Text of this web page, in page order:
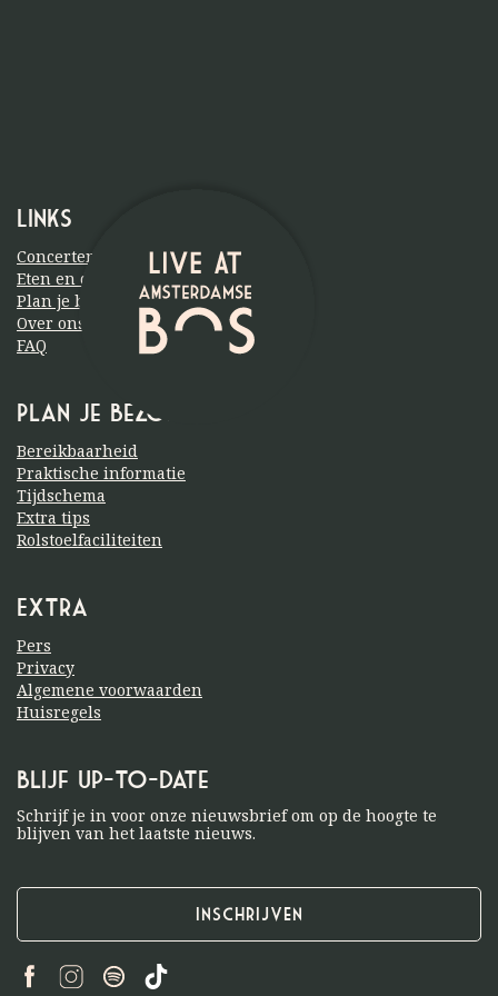
Links
Concerten
Eten en drinken
Plan je bezoek
Over ons
FAQ
Plan je bezoek
Bereikbaarheid
Praktische informatie
Tijdschema
Extra tips
Rolstoelfaciliteiten
Extra
Pers
Privacy
Algemene voorwaarden
Huisregels
Blijf up-to-date
Schrijf je in voor onze nieuwsbrief om op de hoogte te
blijven van het laatste nieuws.
Inschrijven